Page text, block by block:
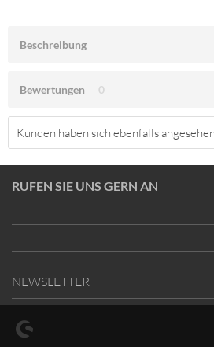
Beschreibung
Bewertungen 0
Kunden haben sich ebenfalls angesehen
RUFEN SIE UNS GERN AN
NEWSLETTER